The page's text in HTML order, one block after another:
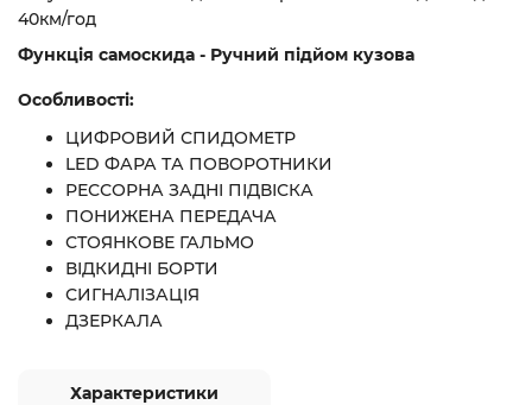
40км/год
Функція самоскида - Ручний підйом кузова
Особливості:
ЦИФРОВИЙ СПИДОМЕТР
LED ФАРА ТА ПОВОРОТНИКИ
РЕССОРНА ЗАДНІ ПІДВІСКА
ПОНИЖЕНА ПЕРЕДАЧА
СТОЯНКОВЕ ГАЛЬМО
ВІДКИДНІ БОРТИ
СИГНАЛІЗАЦІЯ
ДЗЕРКАЛА
Характеристики